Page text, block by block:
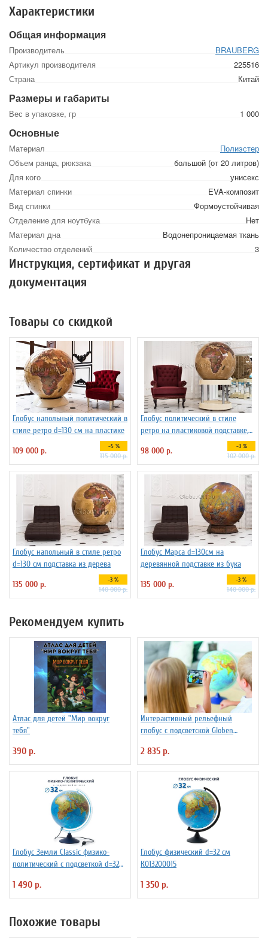
Характеристики
Общая информация
Производитель
BRAUBERG
Артикул производителя
225516
Страна
Китай
Размеры и габариты
Вес в упаковке, гр 1 000
Основные
Материал
Полиэстер
Объем ранца, рюкзака
большой (от 20 литров)
Для кого
унисекс
Материал спинки
EVA-композит
Вид спинки
Формоустойчивая
Отделение для ноутбука
Нет
Материал дна
Водонепроницаемая ткань
Количество отделений
3
Инструкция, сертификат и другая
документация
Товары со скидкой
Глобус напольный политический в
стиле ретро d=130 см на пластике
109 000 р.
-5 %
115 000 р.
Глобус политический в стиле
ретро на пластиковой подставке,
98 000 р. -3 %
102 000 р.
Глобус напольный в стиле ретро
d=130 см подставка из дерева
135 000 р.
-3 %
140 000 р.
Глобус Марса d=130см на
деревянной подставке из бука
135 000 р.
-3 %
140 000 р.
Рекомендуем купить
Атлас для детей "Мир вокруг
тебя"
390 р.
Интерактивный рельефный
глобус с подсветской Globen
2 835 р.
Глобус Земли Classic физико-
политический с подсветкой d=32
1 490 р.
Глобус физический d=32 см
К013200015
1 350 р.
Похожие товары